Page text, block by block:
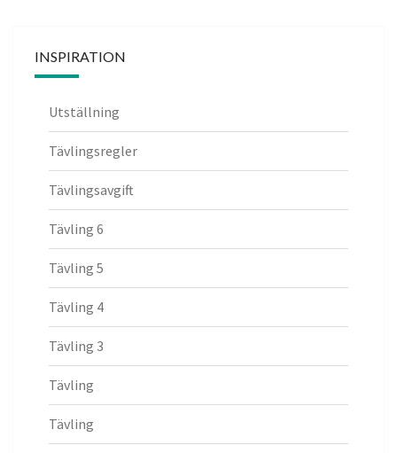
INSPIRATION
Utställning
Tävlingsregler
Tävlingsavgift
Tävling 6
Tävling 5
Tävling 4
Tävling 3
Tävling
Tävling